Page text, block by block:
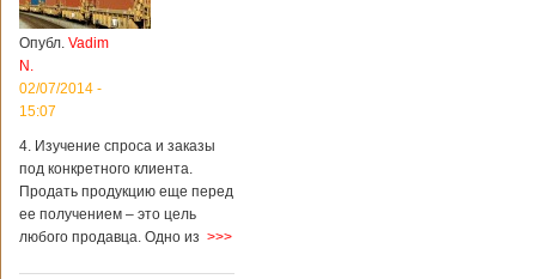
Опубл. Vadim
N.
02/07/2014 -
15:07
4. Изучение спроса и заказы
под конкретного клиента.
Продать продукцию еще перед
ее получением – это цель
любого продавца. Одно из >>>